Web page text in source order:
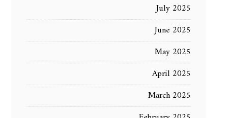
July 2025
June 2025
May 2025
April 2025
March 2025